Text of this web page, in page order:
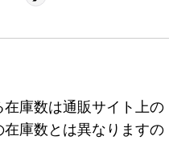
庫数は通販サイト上の
庫数とは異なりますの